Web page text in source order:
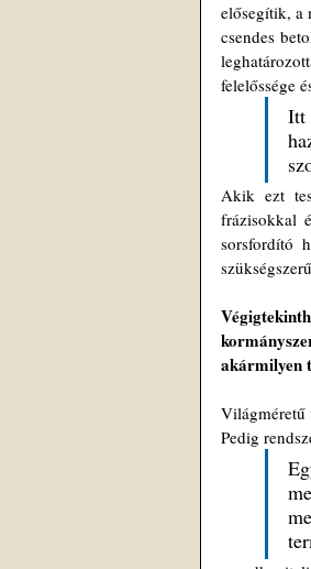
elősegítik, a
csendes
felelőssége
Itt
Akik ezt
frázisokkal
sorsfordító
akármilyen
Világméretű
Pedig